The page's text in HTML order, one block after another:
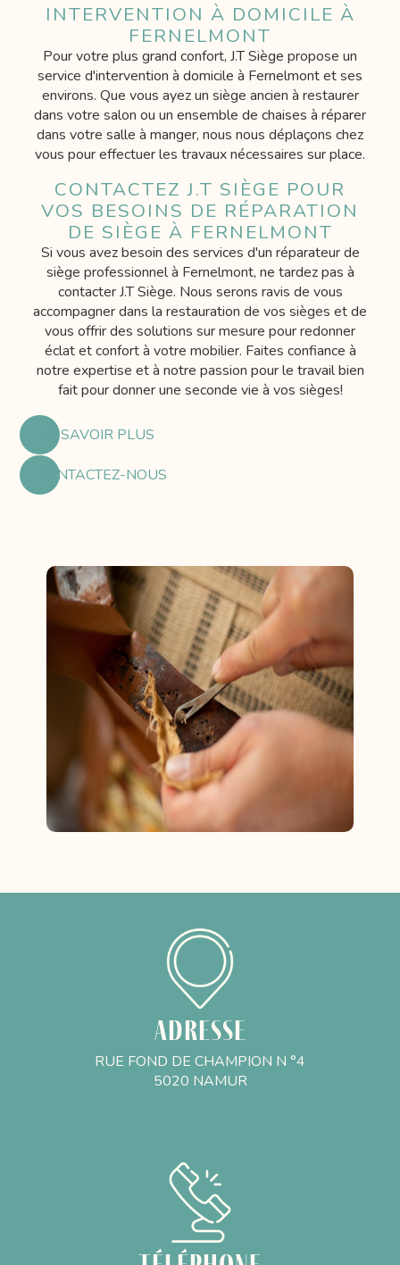
INTERVENTION À DOMICILE À
FERNELMONT
Pour votre plus grand confort, J.T Siège propose un
service d'intervention à domicile à Fernelmont et ses
environs. Que vous ayez un siège ancien à restaurer
dans votre salon ou un ensemble de chaises à réparer
dans votre salle à manger, nous nous déplaçons chez
vous pour effectuer les travaux nécessaires sur place.
CONTACTEZ J.T SIÈGE POUR
VOS BESOINS DE RÉPARATION
DE SIÈGE À FERNELMONT
Si vous avez besoin des services d'un réparateur de
siège professionnel à Fernelmont, ne tardez pas à
contacter J.T Siège. Nous serons ravis de vous
accompagner dans la restauration de vos sièges et de
vous offrir des solutions sur mesure pour redonner
éclat et confort à votre mobilier. Faites confiance à
notre expertise et à notre passion pour le travail bien
fait pour donner une seconde vie à vos sièges!
EN SAVOIR PLUS
CONTACTEZ-NOUS
Adresse
RUE FOND DE CHAMPION N °4
5020 NAMUR